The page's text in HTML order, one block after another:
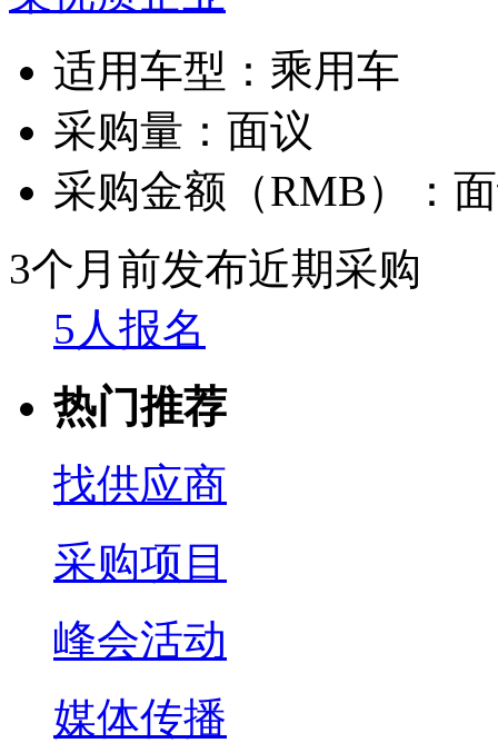
适用车型： 乘用车
采购量： 面议
采购金额（RMB）：
3个月前发布近期采购
5人报名
热门推荐
找供应商
采购项目
峰会活动
媒体传播